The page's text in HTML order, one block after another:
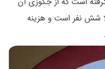
شش نفر است و هزینه